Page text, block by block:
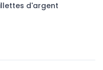
d'argent